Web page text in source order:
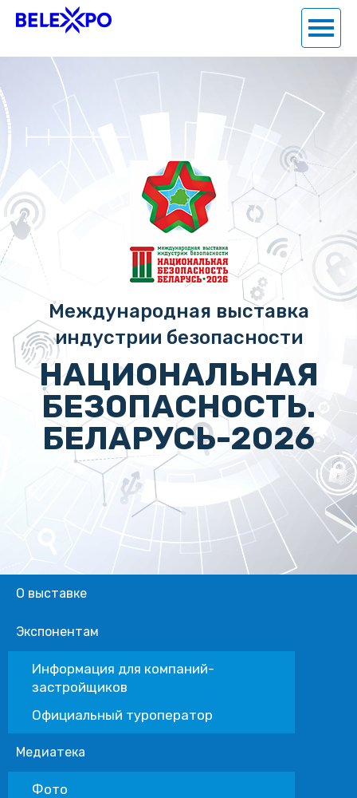
Международная выставка
индустрии безопасности
НАЦИОНАЛЬНАЯ
БЕЗОПАСНОСТЬ.
БЕЛАРУСЬ-2026
О выставке
Экспонентам
Информация для компаний-
застройщиков
Официальный туроператор
Медиатека
Фото